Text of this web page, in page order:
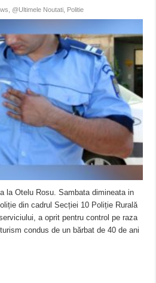
@Ultimele Noutati Politie
la Otelu Rosu. Sambata dimineata in
din cadrul Secției 10 Poliție Rurală
a oprit pentru control pe raza
condus de un bărbat de 40 de ani